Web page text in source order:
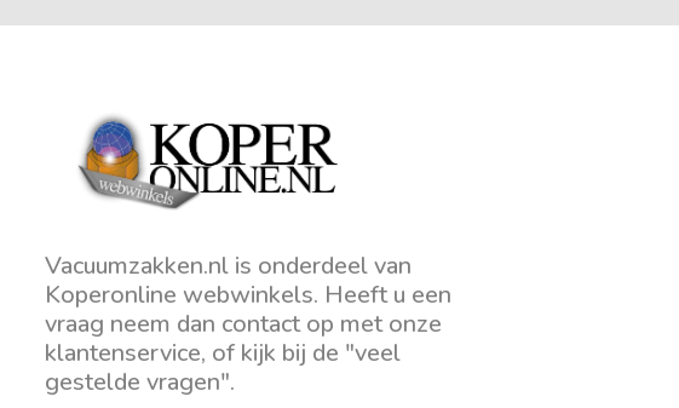
Vacuumzakken.nl is onderdeel van
Koperonline webwinkels. Heeft u een
vraag neem dan contact op met onze
klantenservice, of kijk bij de "veel
gestelde vragen".